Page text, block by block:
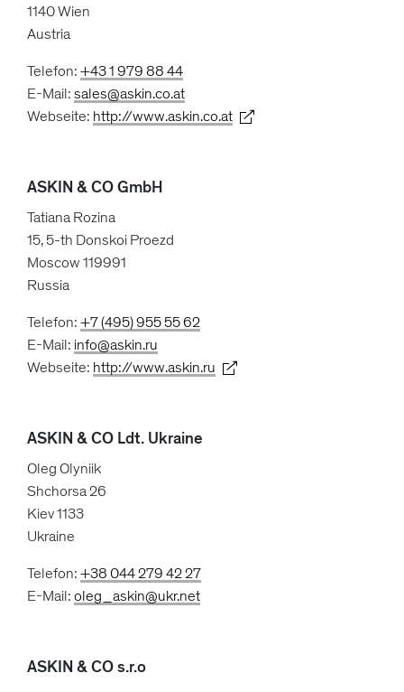
1140 Wien
Austria
Telefon:+43 1 979 88 44
E-Mail:sales@askin.co.at
Webseite: http://www.askin.co.at
ASKIN & CO GmbH
Tatiana Rozina
15, 5-th Donskoi Proezd
Moscow 119991
Russia
Telefon:+7 (495) 955 55 62
E-Mail: info@askin.ru
Webseite: http://www.askin.ru
ASKIN & CO Ldt. Ukraine
Oleg Olyniik
Shchorsa 26
Kiev 1133
Ukraine
Telefon:+38 044 279 42 27
E-Mail:oleg_askin@ukr.net
ASKIN & CO s.r.o